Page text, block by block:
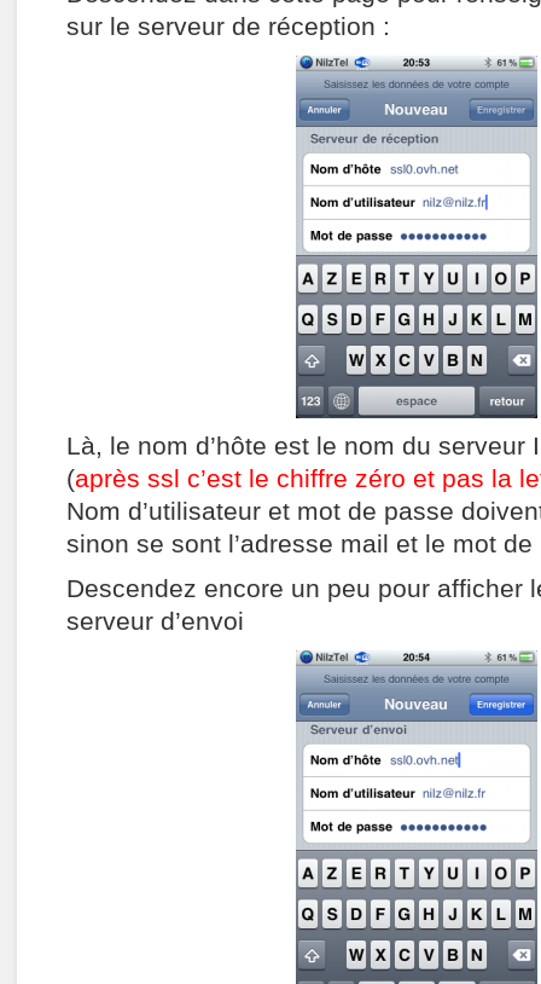
sur le serveur de réception :
Là, le nom d’hôte est le nom du serveur
(après ssl c’est le chiffre zéro et pas la
Nom d’utilisateur et mot de passe
sinon se sont l’adresse mail et le mot
Descendez encore un peu pour afficher
serveur d’envoi